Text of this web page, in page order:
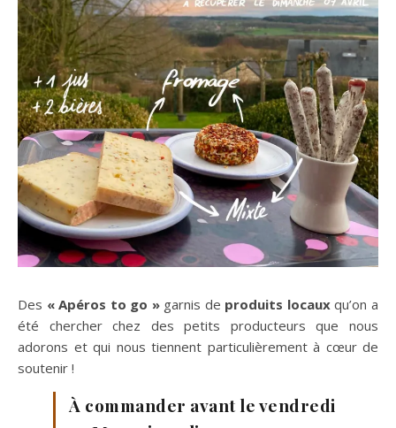
Des « Apéros to go »garnis de produits locauxqu’on a
été chercher chez des petits producteurs que nous
adorons et qui nous tiennent particulièrement à cœur de
soutenir !
À commander avant le vendredi